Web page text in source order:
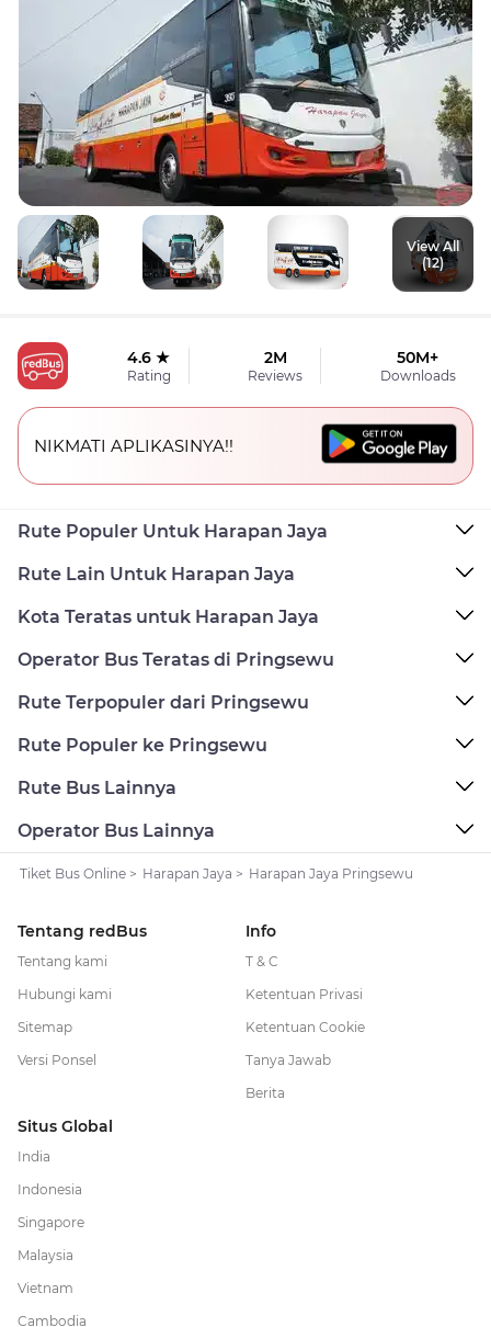
View All
(12)
4.6 ★
Rating
2M
Reviews
50M+
Downloads
NIKMATI APLIKASINYA!!
Rute Populer Untuk Harapan Jaya
Rute Lain Untuk Harapan Jaya
Kota Teratas untuk Harapan Jaya
Operator Bus Teratas di Pringsewu
Rute Terpopuler dari Pringsewu
Rute Populer ke Pringsewu
Rute Bus Lainnya
Operator Bus Lainnya
Tiket Bus Online > Harapan Jaya > Harapan Jaya Pringsewu
Tentang redBus
Tentang kami
Hubungi kami
Sitemap
Versi Ponsel
Info
T & C
Ketentuan Privasi
Ketentuan Cookie
Tanya Jawab
Berita
Situs Global
India
Indonesia
Singapore
Malaysia
Vietnam
Cambodia